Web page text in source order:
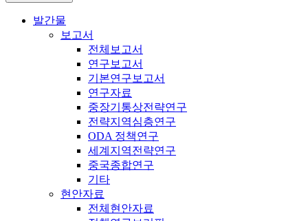
발간물
보고서
전체보고서
연구보고서
기본연구보고서
연구자료
중장기통상전략연구
전략지역심층연구
ODA 정책연구
세계지역전략연구
중국종합연구
기타
현안자료
전체현안자료